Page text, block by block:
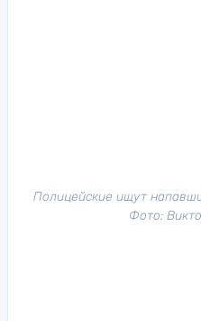
Полицейские ищут
Фото: